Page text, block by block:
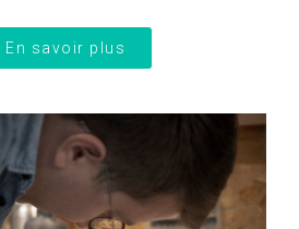
En savoir plus